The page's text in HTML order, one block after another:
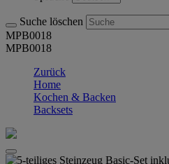
Suche löschen
MPB0018
MPB0018
Zurück
Home
Kochen & Backen
Backsets